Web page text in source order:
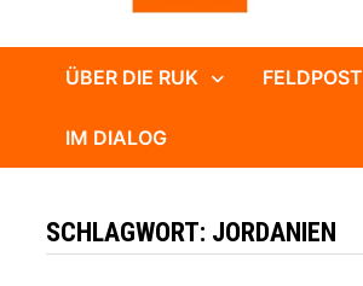
ÜBER DIE RUK FELDPOST
IM DIALOG
SCHLAGWORT: JORDANIEN